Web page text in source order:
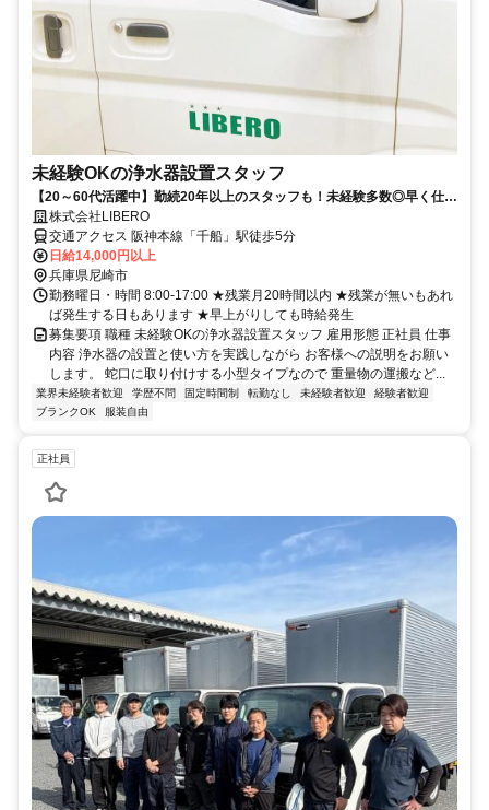
未経験OKの浄水器設置スタッフ
【20～60代活躍中】勤続20年以上のスタッフも！未経験多数◎早く仕事
が終わっても給料変わらず◎
株式会社LIBERO
交通アクセス 阪神本線「千船」駅徒歩5分
日給14,000円以上
兵庫県尼崎市
勤務曜日・時間 8:00-17:00 ★残業月20時間以内 ★残業が無いもあれ
ば発生する日もあります ★早上がりしても時給発生
募集要項 職種 未経験OKの浄水器設置スタッフ 雇用形態 正社員 仕事
内容 浄水器の設置と使い方を実践しながら お客様への説明をお願い
します。 蛇口に取り付けする小型タイプなので 重量物の運搬など...
業界未経験者歓迎 学歴不問 固定時間制 転勤なし 未経験者歓迎
経験者歓迎
ブランクOK
服装自由
正社員